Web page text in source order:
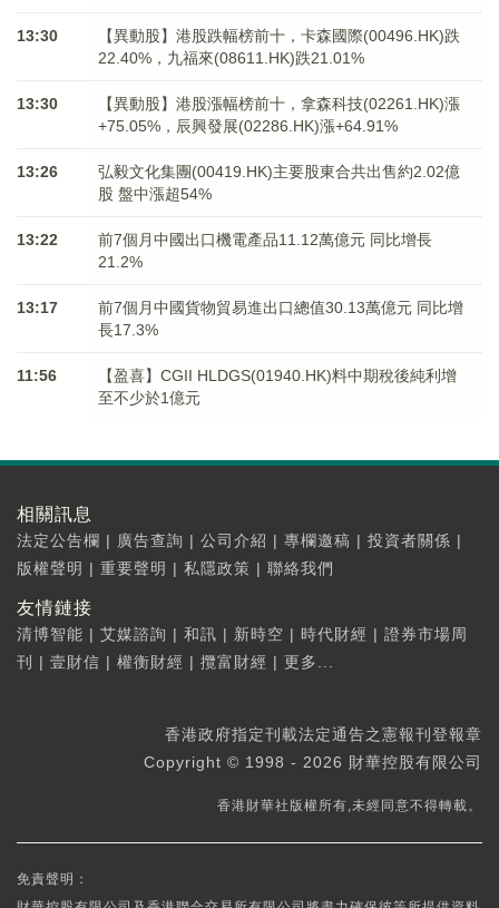
13:30
【異動股】港股跌幅榜前十，卡森國際(00496.HK)跌
22.40%，九福來(08611.HK)跌21.01%
13:30
【異動股】港股漲幅榜前十，拿森科技(02261.HK)漲
+75.05%，辰興發展(02286.HK)漲+64.91%
13:26
弘毅文化集團(00419.HK)主要股東合共出售約2.02億
股 盤中漲超54%
13:22
前7個月中國出口機電產品11.12萬億元 同比增長
21.2%
13:17
前7個月中國貨物貿易進出口總值30.13萬億元 同比增
長17.3%
11:56
【盈喜】CGII HLDGS(01940.HK)料中期稅後純利增
至不少於1億元
相關訊息
法定公告欄 | 廣告查詢 | 公司介紹 | 專欄邀稿 | 投資者關係 |
版權聲明 | 重要聲明 | 私隱政策 | 聯絡我們
友情鏈接
清博智能 | 艾媒諮詢 | 和訊 | 新時空 | 時代財經 | 證券市場周
刊
| 壹財信 | 權衡財經 | 攬富財經 | 更多...
香港政府指定刊載法定通告之憲報刊登報章
Copyright © 1998 - 2026 財華控股有限公司
香港財華社版權所有,未經同意不得轉載。
免責聲明：